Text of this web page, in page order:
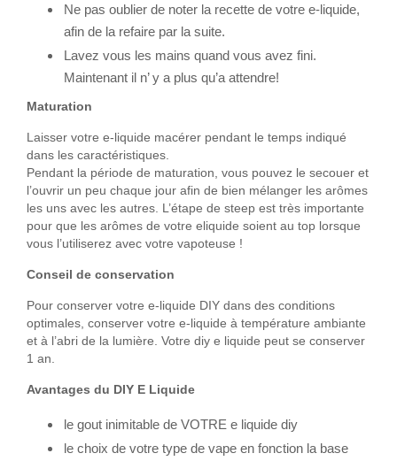
Ne pas oublier de noter la recette de votre e-liquide,
afin de la refaire par la suite.
Lavez vous les mains quand vous avez fini.
Maintenant il n’ y a plus qu’a attendre!
Maturation
Laisser votre e-liquide macérer pendant le temps indiqué
dans les caractéristiques.
Pendant la période de maturation, vous pouvez le secouer et
l’ouvrir un peu chaque jour afin de bien mélanger les arômes
les uns avec les autres. L’étape de steep est très importante
pour que les arômes de votre eliquide soient au top lorsque
vous l’utiliserez avec votre vapoteuse !
Conseil de conservation
Pour conserver votre e-liquide DIY dans des conditions
optimales, conserver votre e-liquide à température ambiante
et à l’abri de la lumière. Votre diy e liquide peut se conserver
1 an.
Avantages du DIY E Liquide
le gout inimitable de VOTRE e liquide diy
le choix de votre type de vape en fonction la base